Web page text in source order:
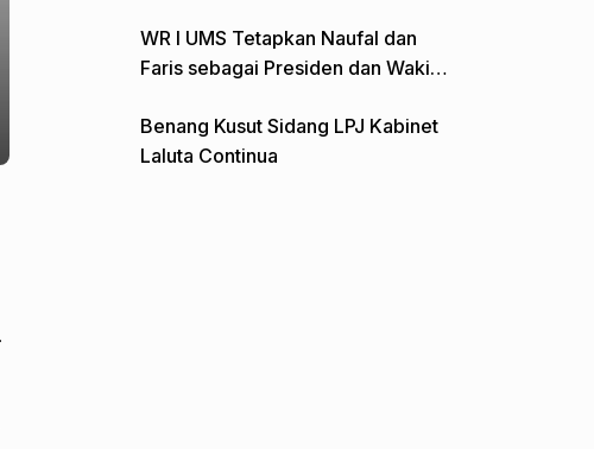
WR I UMS Tetapkan Naufal dan
Faris sebagai Presiden dan Wakil
Benang Kusut Sidang LPJ Kabinet
Laluta Continua